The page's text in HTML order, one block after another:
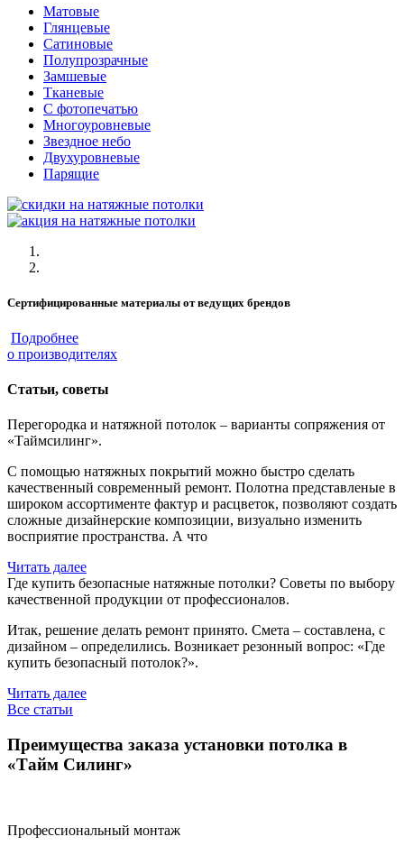
Матовые
Глянцевые
Сатиновые
Полупрозрачные
Замшевые
Тканевые
C фотопечатью
Многоуровневые
Звездное небо
Двухуровневые
Парящие
Сертифицированные материалы от ведущих брендов
Подробнее
о производителях
Статьи, советы
Перегородка и натяжной потолок – варианты сопряжения от
«Таймсилинг».
С помощью натяжных покрытий можно быстро сделать
качественный современный ремонт. Полотна представленые в
широком ассортименте фактур и расцветок, позволяют создать
сложные дизайнерские композиции, визуально изменить
восприятие пространства. А что
Читать далее
Где купить безопасные натяжные потолки? Советы по выбору
качественной продукции от профессионалов.
Итак, решение делать ремонт принято. Смета – составлена, с
дизайном – определились. Возникает резонный вопрос: «Где
купить безопасный потолок?».
Читать далее
Все статьи
Преимущества заказа установки потолка в
«Тайм Силинг»
Профессиональный монтаж